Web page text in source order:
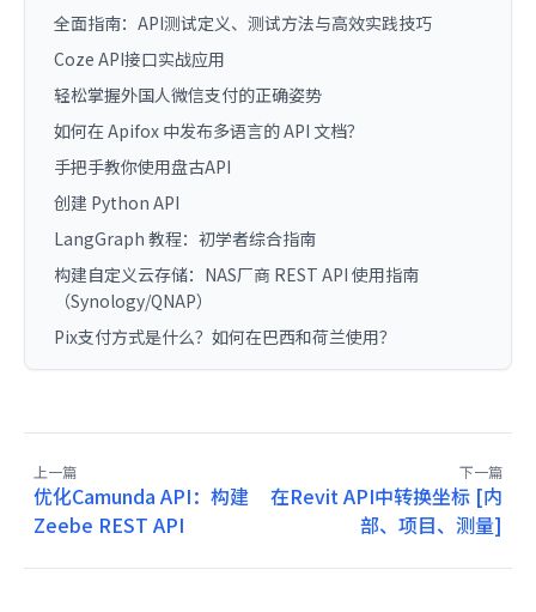
全面指南：API测试定义、测试方法与高效实践技巧
Coze API接口实战应用
轻松掌握外国人微信支付的正确姿势
如何在 Apifox 中发布多语言的 API 文档？
手把手教你使用盘古API
创建 Python API
LangGraph 教程：初学者综合指南
构建自定义云存储：NAS厂商 REST API 使用指南
（Synology/QNAP）
Pix支付方式是什么？如何在巴西和荷兰使用？
上一篇
优化Camunda API：构建
Zeebe REST API
下一篇
在Revit API中转换坐标 [内
部、项目、测量]